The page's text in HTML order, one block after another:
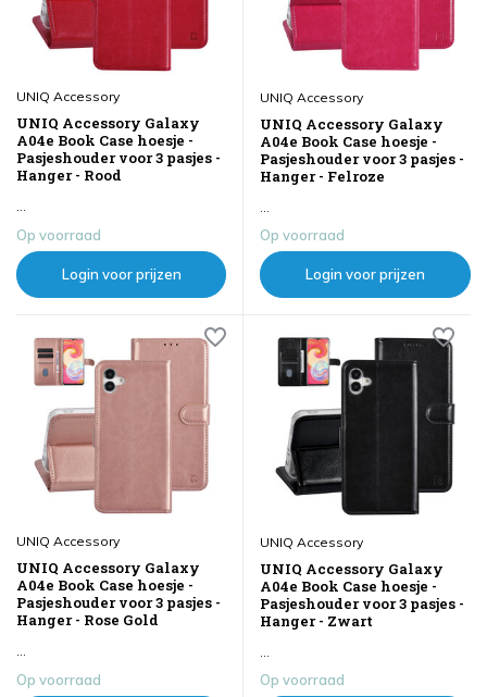
UNIQ Accessory
UNIQ Accessory Galaxy
A04e Book Case hoesje -
Pasjeshouder voor 3 pasjes -
Hanger - Rood
...
Op voorraad
Login voor prijzen
UNIQ Accessory
UNIQ Accessory Galaxy
A04e Book Case hoesje -
Pasjeshouder voor 3 pasjes -
Hanger - Felroze
Op voorraad
Login voor prijzen
UNIQ Accessory
UNIQ Accessory Galaxy
A04e Book Case hoesje -
Pasjeshouder voor 3 pasjes -
Hanger - Rose Gold
Op voorraad
UNIQ Accessory
UNIQ Accessory Galaxy
A04e Book Case hoesje -
Pasjeshouder voor 3 pasjes -
Hanger - Zwart
Op voorraad